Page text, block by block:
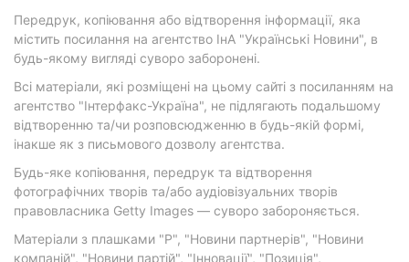
Передрук, копіювання або відтворення інформації, яка
містить посилання на агентство ІнА "Українські Новини", в
будь-якому вигляді суворо заборонені.
Всі матеріали, які розміщені на цьому сайті з посиланням на
агентство "Інтерфакс-Україна", не підлягають подальшому
відтворенню та/чи розповсюдженню в будь-якій формі,
інакше як з письмового дозволу агентства.
Будь-яке копіювання, передрук та відтворення
фотографічних творів та/або аудіовізуальних творів
правовласника Getty Images — суворо забороняється.
Матеріали з плашками "Р", "Новини партнерів", "Новини
компаній", "Новини партій", "Інновації", "Позиція",